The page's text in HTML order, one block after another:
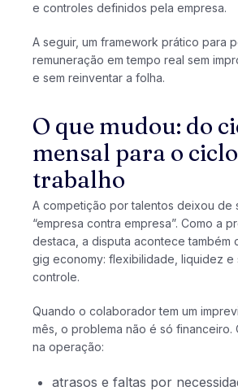
e controles definidos pela empresa.
A seguir, um framework prático para
remuneração em tempo real sem
e sem reinventar a folha.
O que mudou: do
mensal para o
trabalho
A competição por talentos deixou de
“empresa contra empresa”. Como a
destaca, a disputa acontece também
gig economy: flexibilidade, liquidez e
controle.
Quando o colaborador tem um
mês, o problema não é só financeiro.
na operação:
atrasos e faltas por